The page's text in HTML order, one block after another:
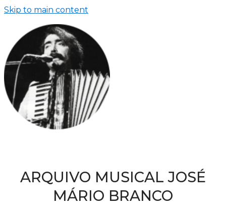
Skip to main content
ARQUIVO MUSICAL JOSÉ
MÁRIO BRANCO